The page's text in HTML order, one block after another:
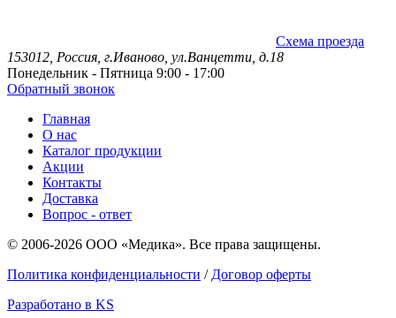
Схема проезда
153012, Россия, г.Иваново, ул.Ванцетти, д.18
Понедельник - Пятница 9:00 - 17:00
Обратный звонок
Главная
О нас
Каталог продукции
Акции
Контакты
Доставка
Вопрос - ответ
© 2006-2026 ООО «Медика». Все права защищены.
Политика конфиденциальности / Договор оферты
Разработано в KS